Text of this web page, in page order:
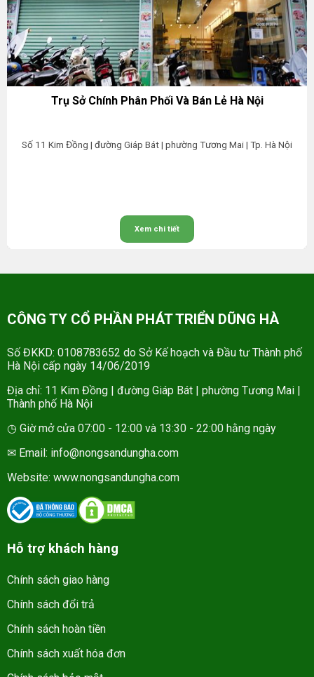
Trụ Sở Chính Phân Phối Và Bán Lẻ Hà Nội
Số 11 Kim Đồng | đường Giáp Bát | phường Tương Mai | Tp. Hà Nội
Xem chi tiết
CÔNG TY CỔ PHẦN PHÁT TRIỂN DŨNG HÀ
Số ĐKKD: 0108783652 do Sở Kế hoạch và Đầu tư Thành phố
Hà Nội cấp ngày 14/06/2019
Địa chỉ: 11 Kim Đồng | đường Giáp Bát | phường Tương Mai |
Thành phố Hà Nội
◷ Giờ mở cửa 07:00 - 12:00 và 13:30 - 22:00 hằng ngày
✉ Email: info@nongsandungha.com
Website: www.nongsandungha.com
Hỗ trợ khách hàng
Chính sách giao hàng
Chính sách đổi trả
Chính sách hoàn tiền
Chính sách xuất hóa đơn